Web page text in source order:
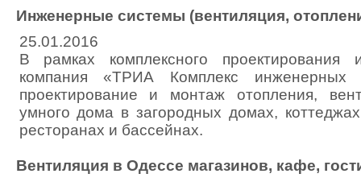
Инженерные системы (вентиляция,
25.01.2016
В рамках комплексного проектирования
компания «ТРИА Комплекс инженерных
проектирование и монтаж отопления,
умного дома в загородных домах,
ресторанах и бассейнах.
Вентиляция в Одессе магазинов, кафе,